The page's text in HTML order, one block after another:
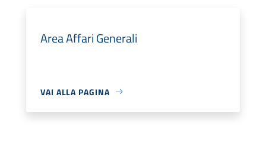
Area Affari Generali
VAI ALLA PAGINA